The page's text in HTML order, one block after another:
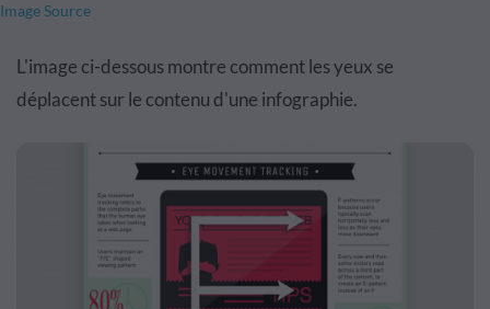
Image Source
L'image ci-dessous montre comment les yeux se
déplacent sur le contenu d'une infographie.